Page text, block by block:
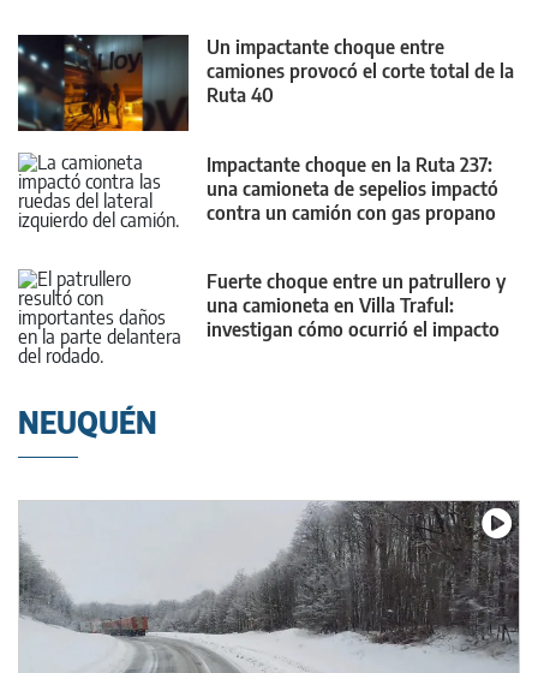
Un impactante choque entre
camiones provocó el corte total de la
Ruta 40
Impactante choque en la Ruta 237:
una camioneta de sepelios impactó
contra un camión con gas propano
Fuerte choque entre un patrullero y
una camioneta en Villa Traful:
investigan cómo ocurrió el impacto
NEUQUÉN